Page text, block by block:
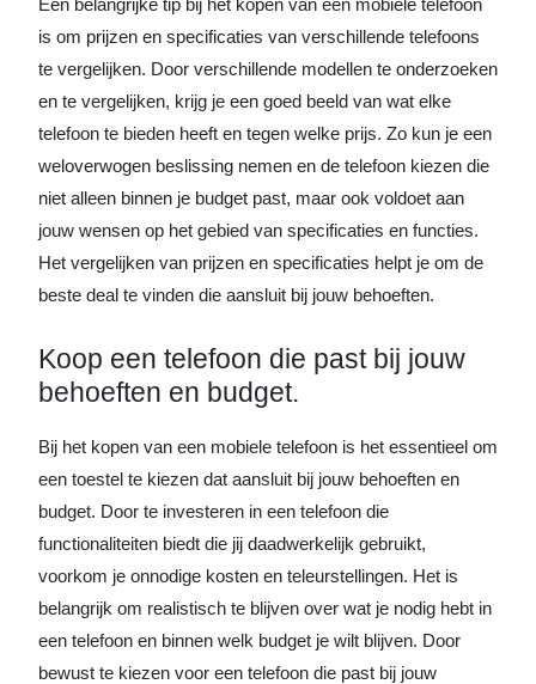
Een belangrijke tip bij het kopen van een mobiele telefoon
is om prijzen en specificaties van verschillende telefoons
te vergelijken. Door verschillende modellen te onderzoeken
en te vergelijken, krijg je een goed beeld van wat elke
telefoon te bieden heeft en tegen welke prijs. Zo kun je een
weloverwogen beslissing nemen en de telefoon kiezen die
niet alleen binnen je budget past, maar ook voldoet aan
jouw wensen op het gebied van specificaties en functies.
Het vergelijken van prijzen en specificaties helpt je om de
beste deal te vinden die aansluit bij jouw behoeften.
Koop een telefoon die past bij jouw
behoeften en budget.
Bij het kopen van een mobiele telefoon is het essentieel om
een toestel te kiezen dat aansluit bij jouw behoeften en
budget. Door te investeren in een telefoon die
functionaliteiten biedt die jij daadwerkelijk gebruikt,
voorkom je onnodige kosten en teleurstellingen. Het is
belangrijk om realistisch te blijven over wat je nodig hebt in
een telefoon en binnen welk budget je wilt blijven. Door
bewust te kiezen voor een telefoon die past bij jouw